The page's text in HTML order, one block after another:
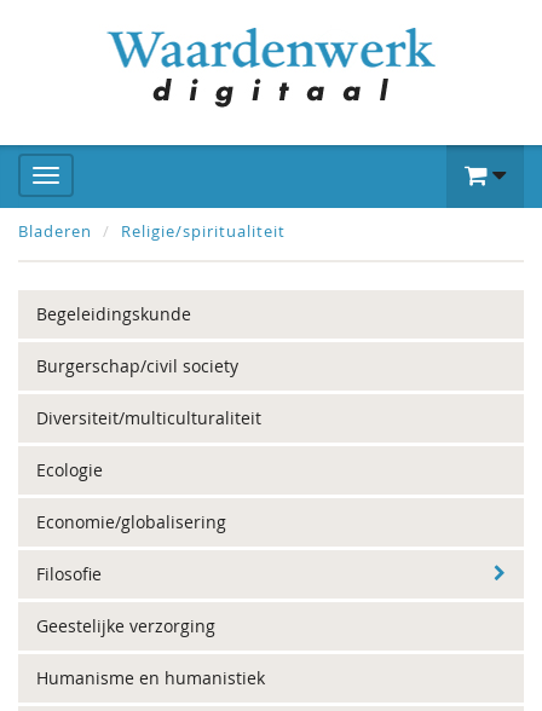
Bladeren Religie/spiritualiteit
Begeleidingskunde
Burgerschap/civil society
Diversiteit/multiculturaliteit
Ecologie
Economie/globalisering
Filosofie
Geestelijke verzorging
Humanisme en humanistiek